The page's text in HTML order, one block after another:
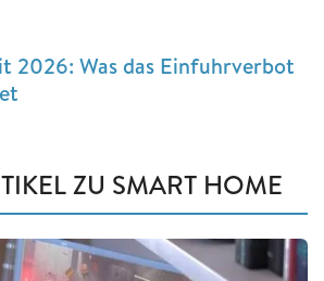
2026: Was das Einfuhrverbot
ZU SMART HOME